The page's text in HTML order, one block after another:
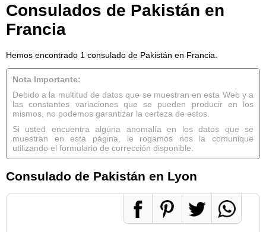
Consulados de Pakistán en
Francia
Hemos encontrado 1 consulado de Pakistán en Francia.
Nota Importante:
Debido a la multitud de datos que se muestran en esta Web y a
las constantes variaciones que se pueden producir en los
mismos, no podemos garantizar la certeza de estos.
Si usted encuentra alguna anomalía en los datos que se
muestran en esta página, le rogamos nos la comunique
utilizando el formulario de corrección disponible.
Consulado de Pakistán en Lyon